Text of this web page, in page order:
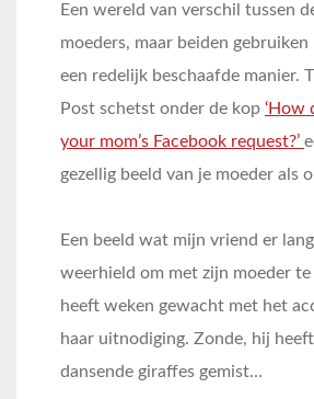
Een wereld van verschil tussen
moeders, maar beiden
een redelijk beschaafde manier.
Post schetst onder de kop ‘How
your mom’s Facebook request?’
gezellig beeld van je moeder als
Een beeld wat mijn vriend er
weerhield om met zijn moeder
heeft weken gewacht met het
haar uitnodiging. Zonde, hij heeft
dansende giraffes gemist…